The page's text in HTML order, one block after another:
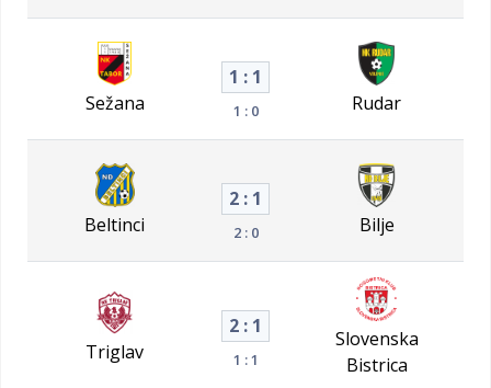
Sežana
1 : 1
1 : 0 Rudar
Beltinci
2 : 1
2 : 0 Bilje
Triglav
2 : 1
1 : 1
Slovenska
Bistrica